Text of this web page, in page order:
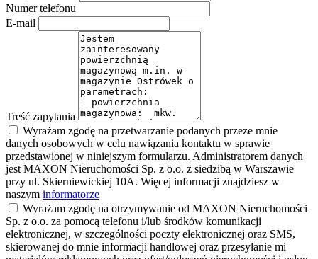
Numer telefonu
E-mail
Treść zapytania
Wyrażam zgodę na przetwarzanie podanych przeze mnie
danych osobowych w celu nawiązania kontaktu w sprawie
przedstawionej w niniejszym formularzu. Administratorem danych
jest MAXON Nieruchomości Sp. z o.o. z siedzibą w Warszawie
przy ul. Skierniewickiej 10A. Więcej informacji znajdziesz w
naszym informatorze
Wyrażam zgodę na otrzymywanie od MAXON Nieruchomości
Sp. z o.o. za pomocą telefonu i/lub środków komunikacji
elektronicznej, w szczególności poczty elektronicznej oraz SMS,
skierowanej do mnie informacji handlowej oraz przesyłanie mi